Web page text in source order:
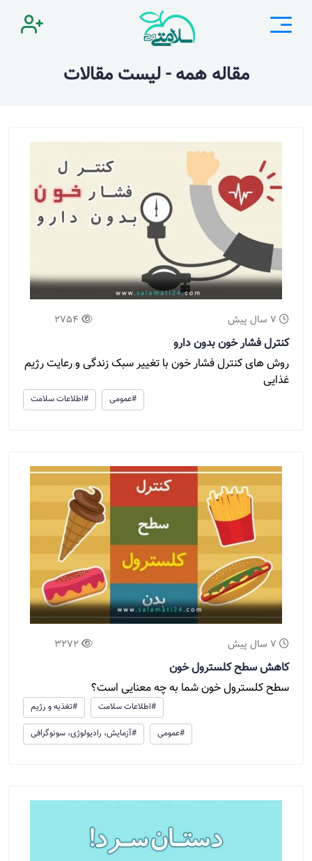
مقاله همه - لیست مقالات
7 سال پیش 2754
کنترل فشار خون بدون دارو
روش های کنترل فشار خون با تغییر سبک زندگی و رعایت رژیم
غذایی
#اطلاعات سلامت #عمومی
7 سال پیش 3272
کاهش سطح کلسترول خون
سطح کلسترول خون شما به چه معنایی است؟
#تغذیه و رژیم
#اطلاعات سلامت
#آزمایش، رادیولوژی، سونوگرافی
#عمومی